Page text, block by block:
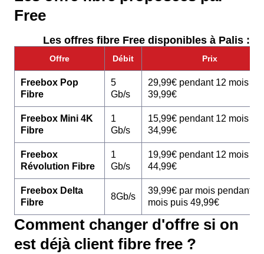
Free
Les offres fibre Free disponibles à Palis :
Offre Débit Prix
Freebox Pop
Fibre
5
Gb/s
29,99€ pendant 12 mois
39,99€
Freebox Mini 4K
Fibre
1
Gb/s
15,99€ pendant 12 mois
34,99€
Freebox
Révolution Fibre
1
Gb/s
19,99€ pendant 12 mois
44,99€
Freebox Delta
Fibre
8Gb/s
39,99€ par mois pendant 12
mois puis 49,99€
Comment changer d'offre si on
est déjà client fibre free ?